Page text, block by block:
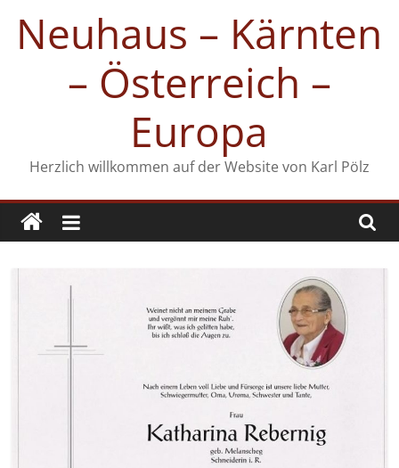
Inhalt
springen
Neuhaus – Kärnten
– Österreich –
Europa
Herzlich willkommen auf der Website von Karl Pölz